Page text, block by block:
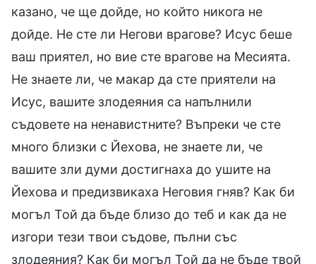
казано, че ще дойде, но който никога не
дойде. Не сте ли Негови врагове? Исус беше
ваш приятел, но вие сте врагове на Месията.
Не знаете ли, че макар да сте приятели на
Исус, вашите злодеяния са напълнили
съдовете на ненавистните? Въпреки че сте
много близки с Йехова, не знаете ли, че
вашите зли думи достигнаха до ушите на
Йехова и предизвикаха Неговия гняв? Как би
могъл Той да бъде близо до теб и как да не
изгори тези твои съдове, пълни със
злодеяния? Как би могъл Той да не бъде твой